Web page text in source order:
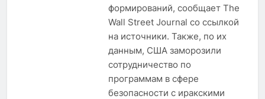
формирований, сообщает The
Wall Street Journal со ссылкой
на источники. Также, по их
данным, США заморозили
сотрудничество по
программам в сфере
безопасности с иракскими